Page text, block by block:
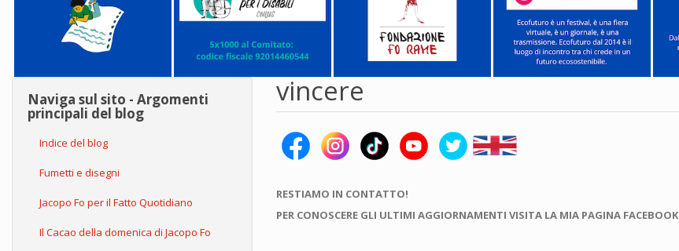
Naviga sul sito - Argomenti
principali del blog
Indice del blog
Fumetti e disegni
Jacopo Fo per il Fatto Quotidiano
Il Cacao della domenica di Jacopo Fo
vincere
RESTIAMO IN CONTATTO!
PER CONOSCERE GLI ULTIMI AGGIORNAMENTI VISITA LA MIA PAGINA FACEBOOK